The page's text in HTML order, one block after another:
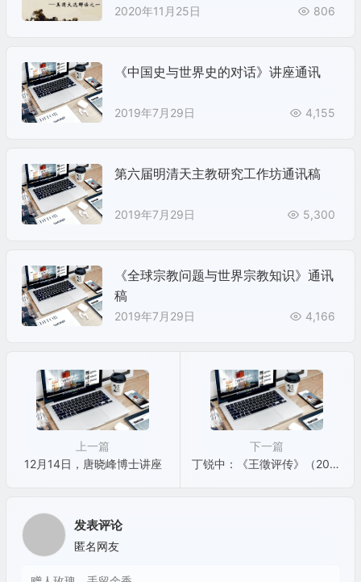
2020年11月25日 806
《中国史与世界史的对话》讲座通讯
2019年7月29日 4,155
第六届明清天主教研究工作坊通讯稿
2019年7月29日 5,300
《全球宗教问题与世界宗教知识》通讯
稿
2019年7月29日 4,166
上一篇
12月14日，唐晓峰博士讲座
下一篇
丁锐中：《王徵评传》（2016）
发表评论
匿名网友